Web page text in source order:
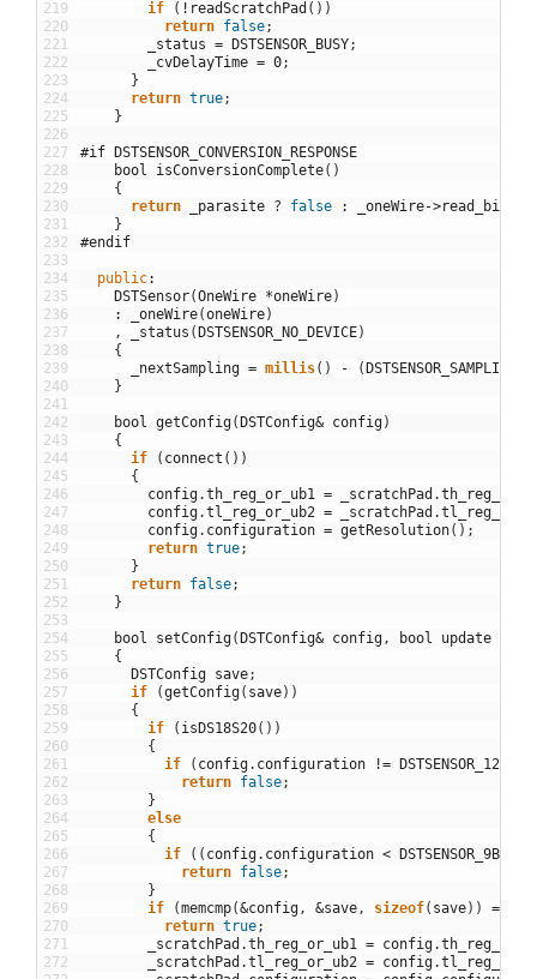
219
220
221
222
223
224
225
226
227
228
229
230
231
232
233
234
235
236
237
238
239
240
241
242
243
244
245
246
247
248
249
250
251
252
253
254
255
256
257
258
259
260
261
262
263
264
265
266
267
268
269
270
271
272
if
( ! readScratchPad ( ) )
return false;
_status = DSTSENSOR_BUSY;
_cvDelayTime = 0;
}
return true;
}
#if DSTSENSOR_CONVERSION_RESPONSE
bool
isConversionComplete( )
{
return
_parasite ? false : _oneWire->read_bit
}
#endif
public:
DSTSensor(OneWire *oneWire)
:
_oneWire(oneWire)
,
_status (DSTSENSOR_NO_DEVICE)
{
_nextSampling = millis( ) - (
}
bool getConfig(DSTConfig& config)
{
if
( connect ( ) )
{
config.th_reg_or_ub1 = _scratchPad .
config.tl_reg_or_ub2 = _scratchPad .
config. configuration = getResolution( ) ;
return true;
}
return false;
}
bool setConfig(DSTConfig& config , bool update
{
DSTConfig save;
if
(getConfig( save) )
{
if
( isDS18S20( ) )
{
if
( config. configuration != DSTSENSOR_12BIT
return false;
}
else
{
if
( ( config. configuration < DSTSENSOR_9BIT
return false;
}
if
(memcmp(&config , &save , sizeof( save) ) ==
return true;
_scratchPad .th_reg_or_ub1 = config.
_scratchPad .tl_reg_or_ub2 = config.